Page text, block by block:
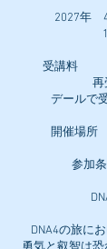
2027年
受講料
再受講半
デールで
開催場
参加
DNA4の旅に